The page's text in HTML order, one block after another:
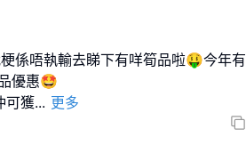
梗係唔執輸去睇下有咩筍品啦🤑今年有
優惠🤩
可獲... 更多